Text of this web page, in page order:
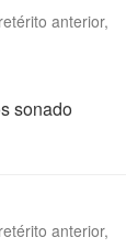
anterior,
sonado
anterior,